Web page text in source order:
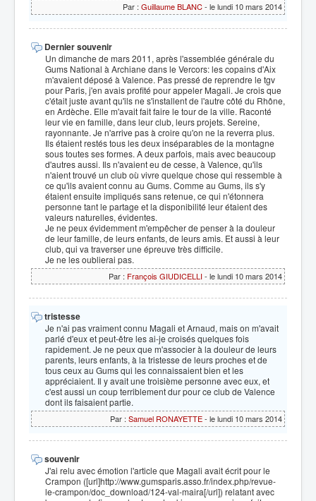
Par : Guillaume BLANC- le lundi 10 mars 2014
Dernier souvenir
Un dimanche de mars 2011, après l'assemblée générale du
Gums National à Archiane dans le Vercors: les copains d'Aix
m'avaient déposé à Valence. Pas pressé de reprendre le tgv
pour Paris, j'en avais profité pour appeler Magali. Je crois que
c'était juste avant qu'ils ne s'installent de l'autre côté du Rhône,
en Ardèche. Elle m'avait fait faire le tour de la ville. Raconté
leur vie en famille, dans leur club, leurs projets. Sereine,
rayonnante. Je n'arrive pas à croire qu'on ne la reverra plus.
Ils étaient restés tous les deux inséparables de la montagne
sous toutes ses formes. A deux parfois, mais avec beaucoup
d'autres aussi. Ils n'avaient eu de cesse, à Valence, qu'ils
n'aient trouvé un club où vivre quelque chose qui ressemble à
ce qu'ils avaient connu au Gums. Comme au Gums, ils s'y
étaient ensuite impliqués sans retenue, ce qui n'étonnera
personne tant le partage et la disponibilité leur étaient des
valeurs naturelles, évidentes.
Je ne peux évidemment m'empêcher de penser à la douleur
de leur famille, de leurs enfants, de leurs amis. Et aussi à leur
club, qui va traverser une épreuve très difficile.
Je ne les oublierai pas.
Par : François GIUDICELLI- le lundi 10 mars 2014
tristesse
Je n'ai pas vraiment connu Magali et Arnaud, mais on m'avait
parlé d'eux et peut-être les ai-je croisés quelques fois
rapidement. Je ne peux que m'associer à la douleur de leurs
parents, leurs enfants, à la tristesse de leurs proches et de
tous ceux au Gums qui les connaissaient bien et les
appréciaient. Il y avait une troisième personne avec eux, et
c'est aussi un coup terriblement dur pour ce club de Valence
dont ils faisaient partie.
Par : Samuel RONAYETTE- le lundi 10 mars 2014
souvenir
J'ai relu avec émotion l'article que Magali avait écrit pour le
Crampon ([url]http://www.gumsparis.asso.fr/index.php/revue-
le-crampon/doc_download/124-val-maira[/url]) relatant avec